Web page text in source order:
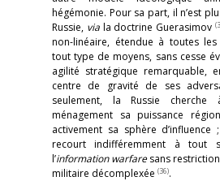
hégémonie. Pour sa part, il n’est
Russie, viala doctrine Guerasimov
non-linéaire, étendue à toutes
tout type de moyens, sans cesse
agilité stratégique remarquable,
centre de gravité de ses
seulement, la Russie cherche
ménagement sa puissance
activement sa sphère
recourt indifféremment à tout
l’information warfaresans
militaire décomplexée (36).